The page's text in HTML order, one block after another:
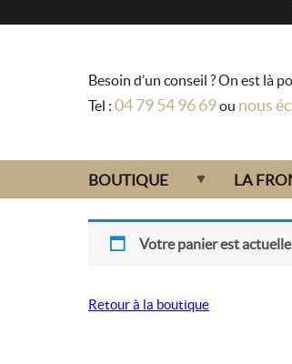
Besoin d’un conseil ? On est là
Tel : 04 79 54 96 69ou nous
BOUTIQUE LA
Votre panier est
Retour à la boutique